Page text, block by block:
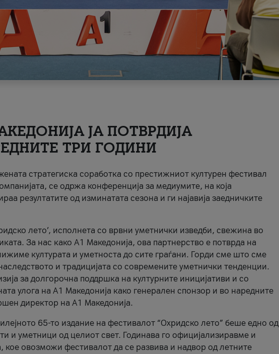
ЈА ПОТВРДИЈА
ТРИ ГОДИНИ
стратегиска соработка со престижниот културен фестивал
се одржа конференција за медиумите, на која
резултатите од изминатата сезона и ги најавија заедничките
лето’, исполнета со врвни уметнички изведби, свежина во
За нас како A1 Македонија, ова партнерство е потврда на
културата и уметноста до сите граѓани. Горди сме што сме
и традицијата со современите уметнички тенденции.
за долгорочна поддршка на културните иницијативи и со
улога на A1 Македонија како генерален спонзор и во наредните
директор на A1 Македонија.
65-то издание на фестивалот “Охридско лето” беше едно од
и уметници од целиот свет. Годинава го официјализиравме и
кое овозможи фестивалот да се развива и надвор од летните